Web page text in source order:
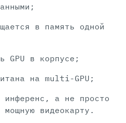
в память одной
GPU в корпусе;
на multi-GPU;
инференс, а не просто
мощную видеокарту.